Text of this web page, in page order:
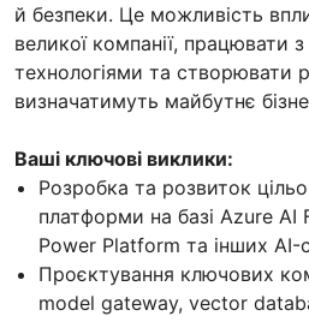
й безпеки. Це можливість
великої компанії, працювати
технологіями та створювати
визначатимуть майбутнє
Ваші ключові виклики:
Розробка та розвиток
платформи на базі Azure
Power Platform та інших AI-
Проєктування ключових
model gateway, vector